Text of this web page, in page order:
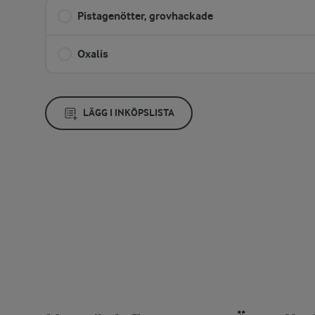
Pistagenötter, grovhackade
Oxalis
LÄGG I INKÖPSLISTA